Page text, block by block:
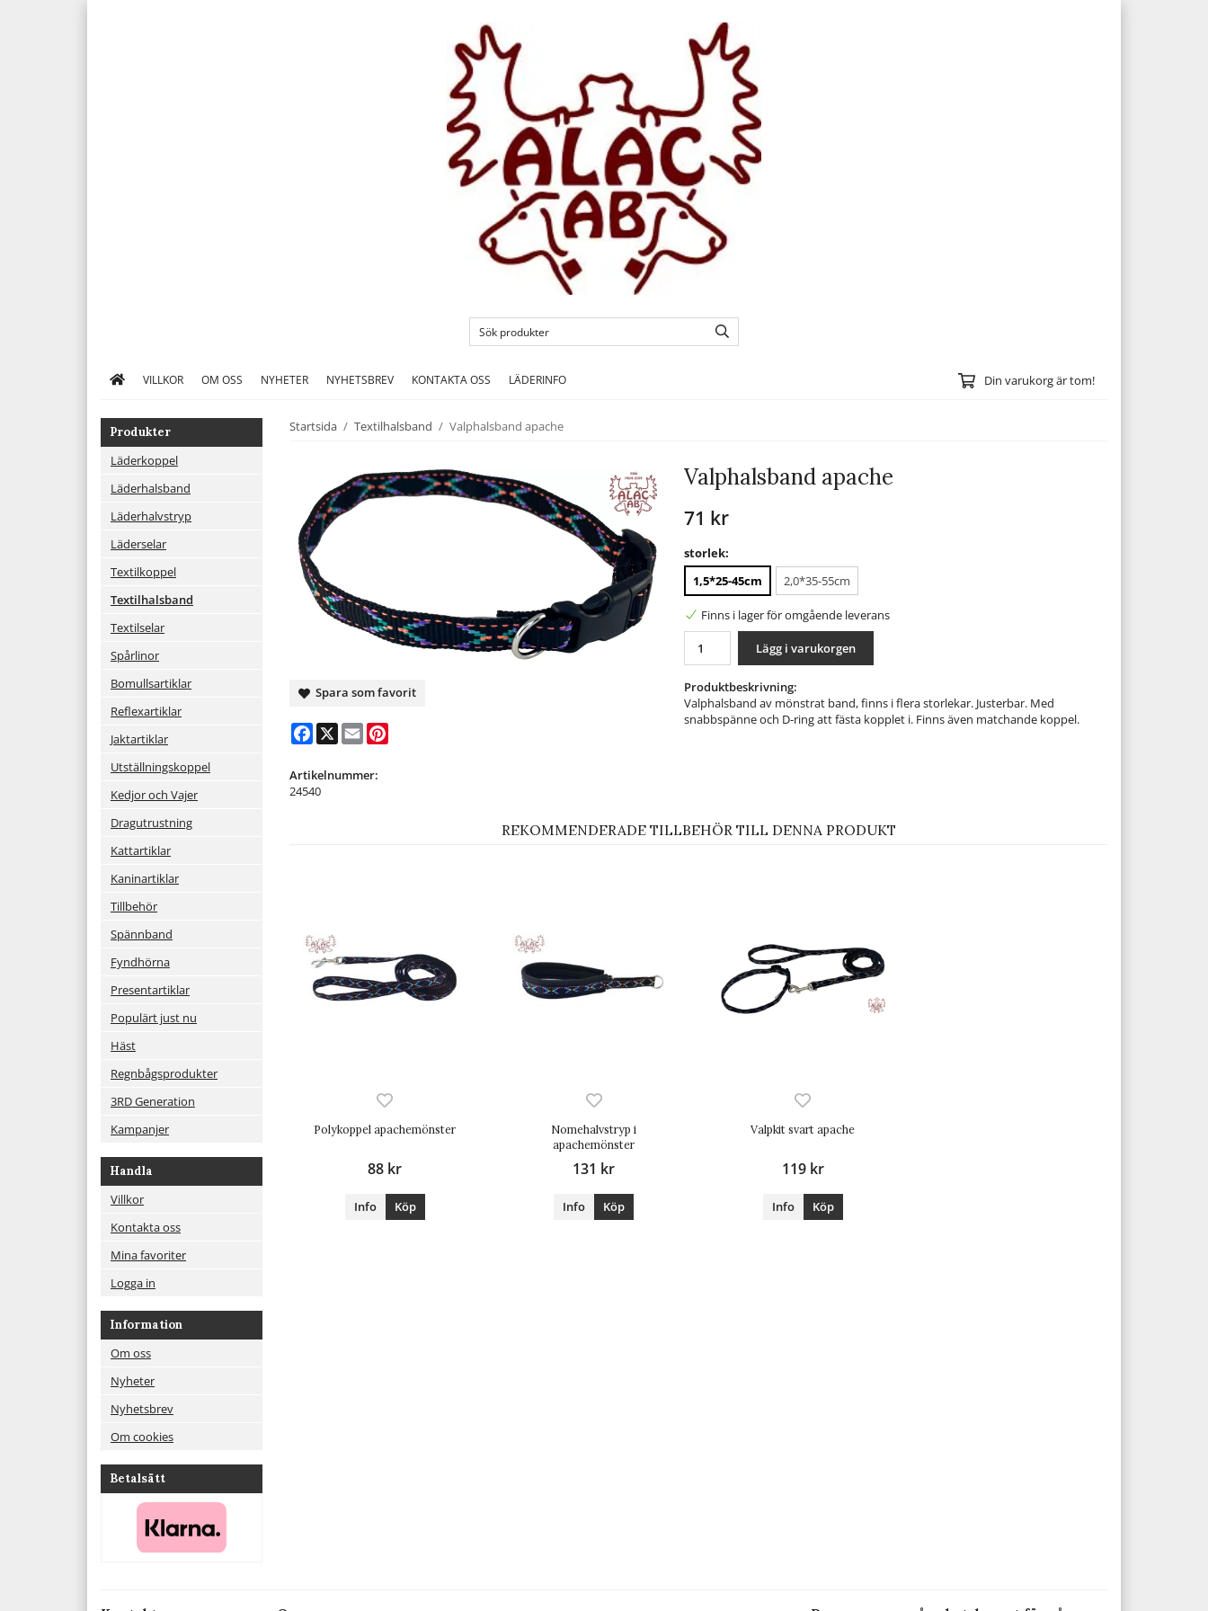
VILLKOR OM OSS NYHETER NYHETSBREV KONTAKTA OSS LÄDERINFO Din varukorg är tom!
Produkter
Läderkoppel
Läderhalsband
Läderhalvstryp
Läderselar
Textilkoppel
Textilhalsband
Textilselar
Spårlinor
Bomullsartiklar
Reflexartiklar
Jaktartiklar
Utställningskoppel
Kedjor och Vajer
Dragutrustning
Kattartiklar
Kaninartiklar
Tillbehör
Spännband
Fyndhörna
Presentartiklar
Populärt just nu
Häst
Regnbågsprodukter
3RD Generation
Kampanjer
Handla
Villkor
Kontakta oss
Mina favoriter
Logga in
Information
Om oss
Nyheter
Nyhetsbrev
Om cookies
Betalsätt
Startsida / Textilhalsband / Valphalsband apache
Valphalsband apache
71 kr
storlek:
1,5*25-45cm
2,0*35-55cm
Finns i lager för omgående leverans
Lägg i varukorgen
Produktbeskrivning:
Valphalsband av mönstrat band, finns i flera storlekar. Justerbar. Med
snabbspänne och D-ring att fästa kopplet i. Finns även matchande koppel.
Spara som favorit
Facebook
X Email
Artikelnummer:
24540
REKOMMENDERADE TILLBEHÖR TILL DENNA PRODUKT
Polykoppel apachemönster
88 kr
Info Köp
Nomehalvstryp i
apachemönster
131 kr
Info Köp
Valpkit svart apache
119 kr
Info Köp